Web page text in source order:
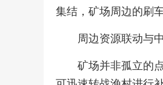
集结，矿场周边的刷
周边资源联动与
矿场并非孤立的